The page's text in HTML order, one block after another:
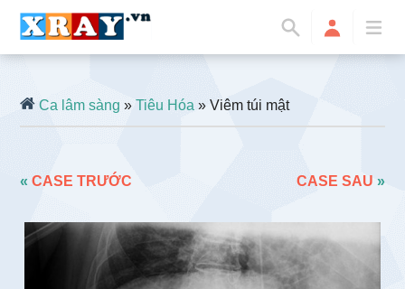
Ca lâm sàng »Tiêu Hóa » Viêm túi mật
«CASE TRƯỚC CASE SAU »